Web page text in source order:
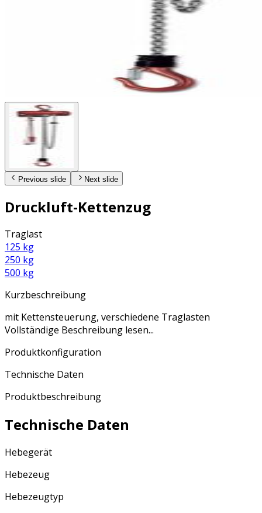
Previous slide Next slide
Druckluft-Kettenzug
Traglast
125 kg
250 kg
500 kg
Kurzbeschreibung
mit Kettensteuerung, verschiedene Traglasten
Vollständige Beschreibung lesen...
Produktkonfiguration
Technische Daten
Produktbeschreibung
Technische Daten
Hebegerät
Hebezeug
Hebezeugtyp